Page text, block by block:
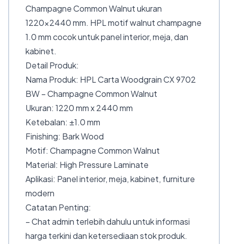
Champagne Common Walnut ukuran
1220×2440 mm. HPL motif walnut champagne
1.0 mm cocok untuk panel interior, meja, dan
kabinet.
Detail Produk:
Nama Produk: HPL Carta Woodgrain CX 9702
BW – Champagne Common Walnut
Ukuran: 1220 mm x 2440 mm
Ketebalan: ±1.0 mm
Finishing: Bark Wood
Motif: Champagne Common Walnut
Material: High Pressure Laminate
Aplikasi: Panel interior, meja, kabinet, furniture
modern
Catatan Penting:
– Chat admin terlebih dahulu untuk informasi
harga terkini dan ketersediaan stok produk.